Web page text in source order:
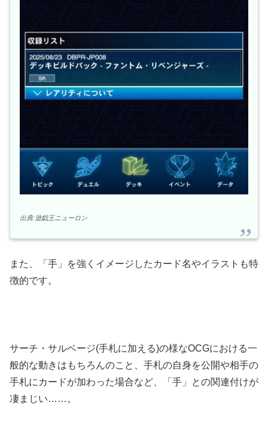
出典:遊戯王ニューロン
また、「手」を強くイメージしたカード名やイラストも特
徴的です。
サーチ・サルベージ(手札に加える)の様なOCGにおける一
般的な動きはもちろんのこと、手札の自身を公開や相手の
手札にカードが加わった場合など、「手」との関連付けが
凄まじい……。